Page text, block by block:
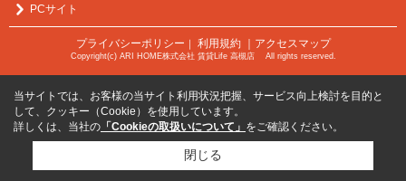
PCサイト
プライバシーポリシー ｜ 利用規約 ｜アクセスマップ
Copyright(c) ARI HOME株式会社 賃貸Life 高槻店 All rights reserved.
当サイトでは、お客様の当サイト利用状況把握、サービス向上検討を目的と
して、クッキー（Cookie）を使用しています。
詳しくは、当社の 「Cookieの取扱いについて」 をご確認ください。
閉じる